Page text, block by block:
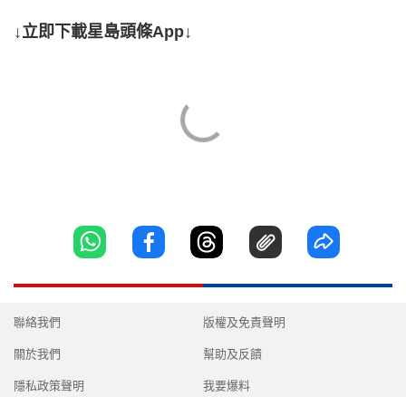
↓立即下載星島頭條App↓
聯絡我們
關於我們
隱私政策聲明
版權及免責聲明
幫助及反饋
我要爆料